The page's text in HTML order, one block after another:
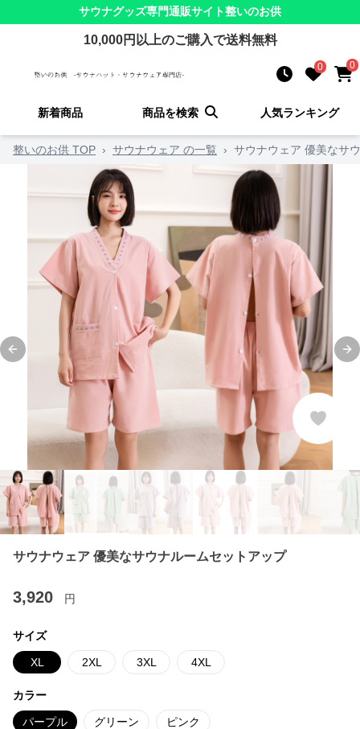
サウナグッズ専門通販サイト整いのお供
10,000円以上のご購入で送料無料
0 0
新着商品 商品を検索 人気ランキング
整いのお供 TOP › サウナウェア の一覧 › サウナウェア 優美なサ
Previous slide
サウナウェア 優美なサウナルームセットアップ
3,920 円
サイズ
XL 2XL 3XL 4XL
カラー
パープル グリーン ピンク